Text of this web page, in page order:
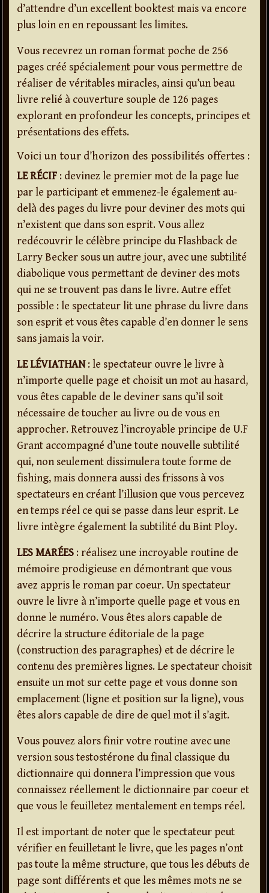
d’attendre d’un excellent booktest mais va encore
plus loin en en repoussant les limites.
Vous recevrez un roman format poche de 256
pages créé spécialement pour vous permettre de
réaliser de véritables miracles, ainsi qu’un beau
livre relié à couverture souple de 126 pages
explorant en profondeur les concepts, principes et
présentations des effets.
Voici un tour d’horizon des possibilités offertes :
LE RÉCIF : devinez le premier mot de la page lue
par le participant et emmenez-le également au-
delà des pages du livre pour deviner des mots qui
n’existent que dans son esprit. Vous allez
redécouvrir le célèbre principe du Flashback de
Larry Becker sous un autre jour, avec une subtilité
diabolique vous permettant de deviner des mots
qui ne se trouvent pas dans le livre. Autre effet
possible : le spectateur lit une phrase du livre dans
son esprit et vous êtes capable d’en donner le sens
sans jamais la voir.
LE LÉVIATHAN: le spectateur ouvre le livre à
n’importe quelle page et choisit un mot au hasard,
vous êtes capable de le deviner sans qu’il soit
nécessaire de toucher au livre ou de vous en
approcher. Retrouvez l’incroyable principe de U.F
Grant accompagné d’une toute nouvelle subtilité
qui, non seulement dissimulera toute forme de
fishing, mais donnera aussi des frissons à vos
spectateurs en créant l’illusion que vous percevez
en temps réel ce qui se passe dans leur esprit. Le
livre intègre également la subtilité du Bint Ploy.
LES MARÉES : réalisez une incroyable routine de
mémoire prodigieuse en démontrant que vous
avez appris le roman par coeur. Un spectateur
ouvre le livre à n’importe quelle page et vous en
donne le numéro. Vous êtes alors capable de
décrire la structure éditoriale de la page
(construction des paragraphes) et de décrire le
contenu des premières lignes. Le spectateur choisit
ensuite un mot sur cette page et vous donne son
emplacement (ligne et position sur la ligne), vous
êtes alors capable de dire de quel mot il s’agit.
Vous pouvez alors finir votre routine avec une
version sous testostérone du final classique du
dictionnaire qui donnera l’impression que vous
connaissez réellement le dictionnaire par coeur et
que vous le feuilletez mentalement en temps réel.
Il est important de noter que le spectateur peut
vérifier en feuilletant le livre, que les pages n’ont
pas toute la même structure, que tous les débuts de
page sont différents et que les mêmes mots ne se